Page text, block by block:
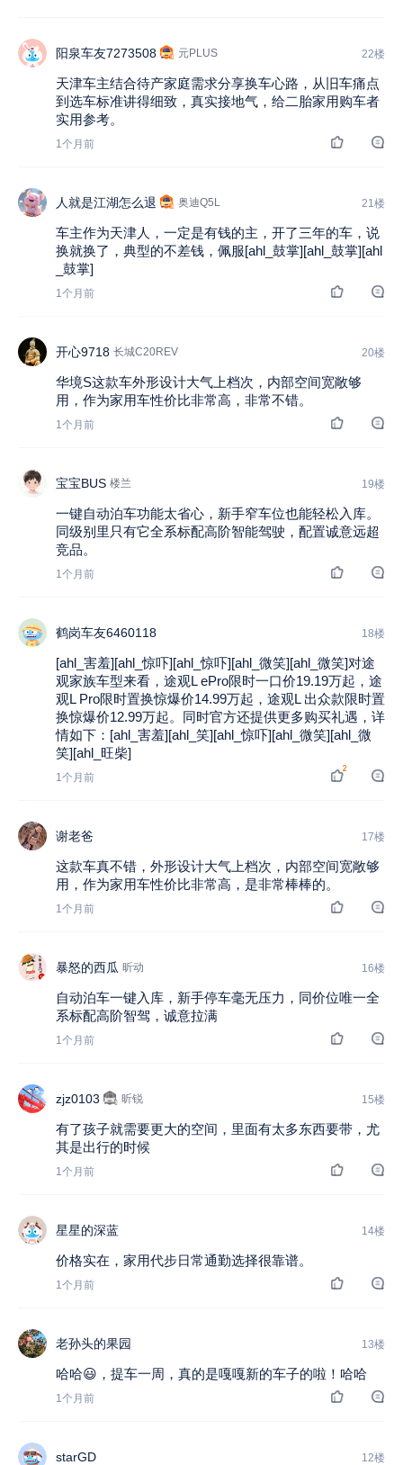
阳泉车友7273508 元PLUS 22楼
天津车主结合待产家庭需求分享换车心路，从旧车痛点
到选车标准讲得细致，真实接地气，给二胎家用购车者
实用参考。
1个月前
人就是江湖怎么退 奥迪Q5L 21楼
车主作为天津人，一定是有钱的主，开了三年的车，说
换就换了，典型的不差钱，佩服[ahl_鼓掌][ahl_鼓掌][ahl
_鼓掌]
1个月前
开心9718 长城C20REV 20楼
华境S这款车外形设计大气上档次，内部空间宽敞够
用，作为家用车性价比非常高，非常不错。
1个月前
宝宝BUS 楼兰 19楼
一键自动泊车功能太省心，新手窄车位也能轻松入库。
同级别里只有它全系标配高阶智能驾驶，配置诚意远超
竞品。
1个月前
鹤岗车友6460118 18楼
[ahl_害羞][ahl_惊吓][ahl_惊吓][ahl_微笑][ahl_微笑]对途
观家族车型来看，途观L ePro限时一口价19.19万起，途
观L Pro限时置换惊爆价14.99万起，途观L 出众款限时置
换惊爆价12.99万起。同时官方还提供更多购买礼遇，详
情如下：[ahl_害羞][ahl_笑][ahl_惊吓][ahl_微笑][ahl_微
笑][ahl_旺柴]
1个月前
2
谢老爸 17楼
这款车真不错，外形设计大气上档次，内部空间宽敞够
用，作为家用车性价比非常高，是非常棒棒的。
1个月前
暴怒的西瓜 昕动 16楼
自动泊车一键入库，新手停车毫无压力，同价位唯一全
系标配高阶智驾，诚意拉满
1个月前
zjz0103 昕锐 15楼
有了孩子就需要更大的空间，里面有太多东西要带，尤
其是出行的时候
1个月前
星星的深蓝 14楼
价格实在，家用代步日常通勤选择很靠谱。
1个月前
老孙头的果园 13楼
哈哈😃，提车一周，真的是嘎嘎新的车子的啦！哈哈
1个月前
starGD 12楼